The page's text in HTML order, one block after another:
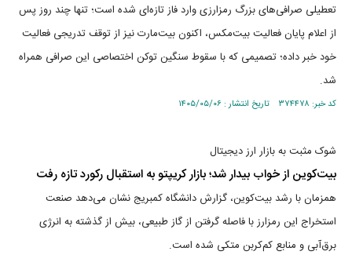
تعطیلی صرافی‌های بزرگ رمزارزی وارد فاز تازه‌ای شده است؛ تنها چند روز پس
از اعلام پایان فعالیت بیت‌مکس، اکنون بیت‌مارت نیز از توقف تدریجی فعالیت
خود خبر داده؛ تصمیمی که با سقوط سنگین توکن اختصاصی این صرافی همراه
شد.
کد خبر: ۳۷۴۴۷۸ تاریخ انتشار : ۱۴۰۵/۰۵/۰۶
شوک مثبت به بازار ارز دیجیتال
بیت‌کوین از خواب بیدار شد؛ بازار کریپتو به استقبال رکورد تازه رفت
همزمان با رشد بیت‌کوین، گزارش دانشگاه کمبریج نشان می‌دهد صنعت
استخراج این رمزارز با فاصله گرفتن از گاز طبیعی، بیش از گذشته به انرژی
برق‌آبی و منابع کم‌کربن متکی شده است.